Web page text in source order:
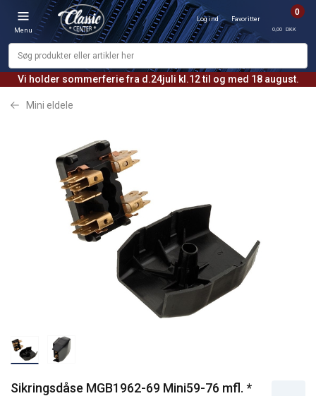
Vi holder sommerferie fra d.24juli kl.12 til og med 18 august.
Menu
Log ind Favoritter
0
0,00 DKK
Mini eldele
Sikringsdåse MGB1962-69 Mini59-76 mfl. *